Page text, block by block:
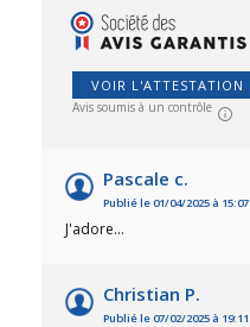
VOIR L'ATTESTATION
Avis soumis à un contrôle
Pascale c.
Publié le 01/04/2025 à 15:07
J'adore...
Christian P.
Publié le 07/02/2025 à 19:11